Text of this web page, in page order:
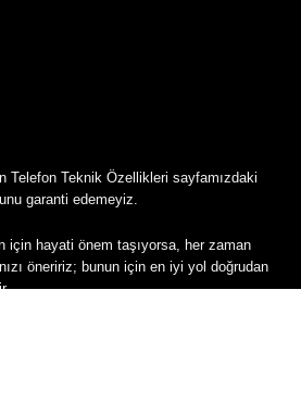
Telefon Teknik Özellikleri sayfamızdaki
garanti edemeyiz.
için hayati önem taşıyorsa, her zaman
öneririz; bunun için en iyi yol doğrudan